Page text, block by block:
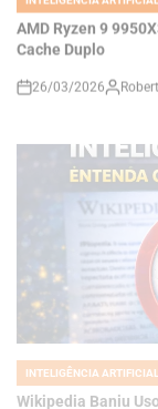
on
26/03/2026
POSTED
INTELIGÊNCIA ARTIFICIAL
Wikipedia Baniu
on
26/03/2026